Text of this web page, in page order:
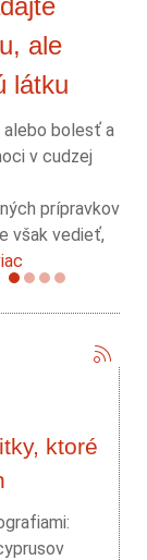
ale
látku
alebo bolesť a
v cudzej
prípravkov
však vedieť,
ktoré